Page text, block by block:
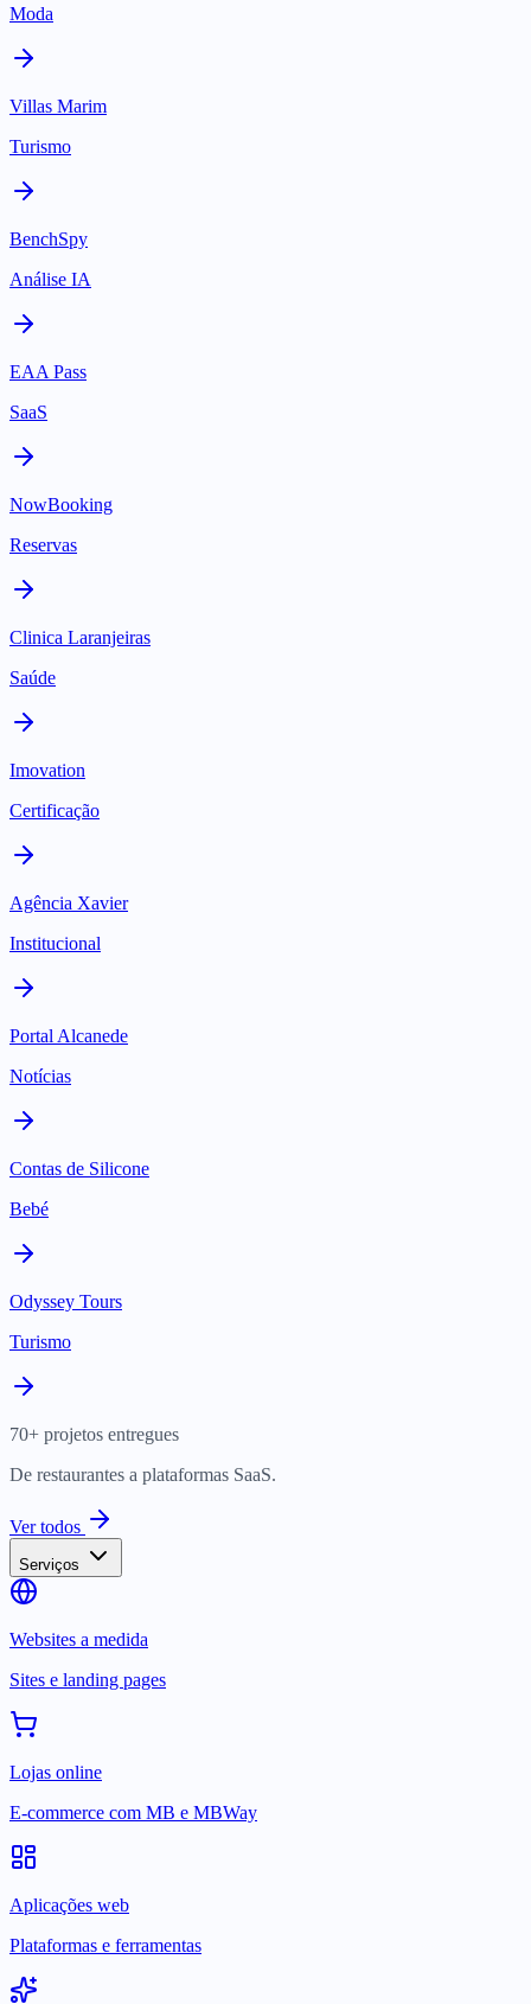
Moda
Villas Marim
Turismo
BenchSpy
Análise IA
EAA Pass
SaaS
NowBooking
Reservas
Clinica Laranjeiras
Saúde
Imovation
Certificação
Agência Xavier
Institucional
Portal Alcanede
Notícias
Contas de Silicone
Bebé
Odyssey Tours
Turismo
70+ projetos entregues
De restaurantes a plataformas SaaS.
Ver todos
Serviços
Websites a medida
Sites e landing pages
Lojas online
E-commerce com MB e MBWay
Aplicações web
Plataformas e ferramentas